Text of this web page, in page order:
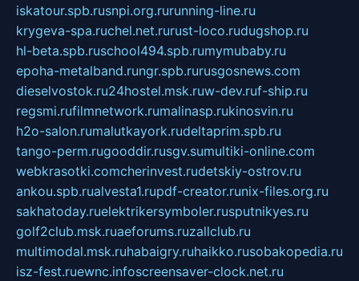
iskatour.spb.rusnpi.org.rurunning-line.ru
krygeva-spa.ruchel.net.rurust-loco.rudugshop.ru
hl-beta.spb.ruschool494.spb.rumymubaby.ru
epoha-metalband.rungr.spb.rurusgosnews.com
dieselvostok.ru24hostel.msk.ruw-dev.ruf-ship.ru
regsmi.rufilmnetwork.rumalinasp.rukinosvin.ru
h2o-salon.rumalutkayork.rudeltaprim.spb.ru
tango-perm.rugooddir.rusgv.sumultiki-online.com
webkrasotki.comcherinvest.rudetskiy-ostrov.ru
ankou.spb.rualvesta1.rupdf-creator.runix-files.org.ru
sakhatoday.ruelektrikersymboler.rusputnikyes.ru
golf2club.msk.ruaeforums.ruzallclub.ru
multimodal.msk.ruhabaigry.ruhaikko.rusobakopedia.ru
isz-fest.ruewnc.infoscreensaver-clock.net.ru